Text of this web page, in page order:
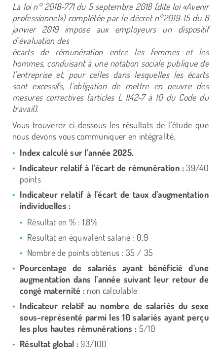
La loi n° 2018-771 du 5 septembre 2018 (dite loi «Avenir
professionnel») complétée par le décret n°2019-15 du 8
janvier 2019 impose aux employeurs un dispositif
d’évaluation des
écarts de rémunération entre les femmes et les
hommes, conduisant à une notation sociale publique de
l’entreprise et, pour celles dans lesquelles les écarts
sont excessifs, l’obligation de mettre en oeuvre des
mesures correctives (articles L 1142-7 à 10 du Code du
travail).
Vous trouverez ci-dessous les résultats de l’étude que
nous devons vous communiquer en intégralité.
Index calculé sur l’année 2025.
Indicateur relatif à l’écart de rémunération : 39/40
points
Indicateur relatif à l’écart de taux d’augmentation
individuelles :
Résultat en % : 1,8%
Résultat en équivalent salarié : 0,9
Nombre de points obtenus : 35 / 35
Pourcentage de salariés ayant bénéficié d’une
augmentation dans l’année suivant leur retour de
congé maternité : non calculable
Indicateur relatif au nombre de salariés du sexe
sous-représenté parmi les 10 salariés ayant perçu
les plus hautes rémunérations : 5/10
Résultat global : 93/100